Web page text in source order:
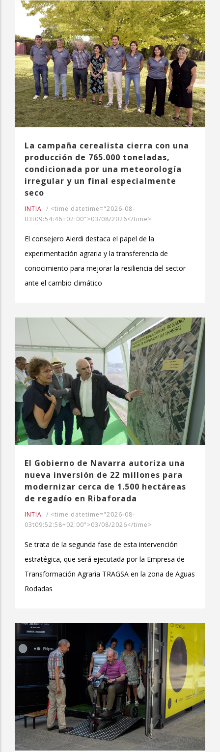
La campaña cerealista cierra con una
producción de 765.000 toneladas,
condicionada por una meteorología
irregular y un final especialmente
seco
INTIA / <time datetime="2026-08-
03t09:54:46+02:00">03/08/2026</time>
El consejero Aierdi destaca el papel de la
experimentación agraria y la transferencia de
conocimiento para mejorar la resiliencia del sector
ante el cambio climático
El Gobierno de Navarra autoriza una
nueva inversión de 22 millones para
modernizar cerca de 1.500 hectáreas
de regadío en Ribaforada
INTIA / <time datetime="2026-08-
03t09:52:58+02:00">03/08/2026</time>
Se trata de la segunda fase de esta intervención
estratégica, que será ejecutada por la Empresa de
Transformación Agraria TRAGSA en la zona de Aguas
Rodadas